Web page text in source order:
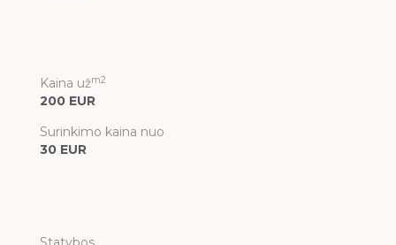
Kaina užm2
200 EUR
Surinkimo kaina nuo
30 EUR